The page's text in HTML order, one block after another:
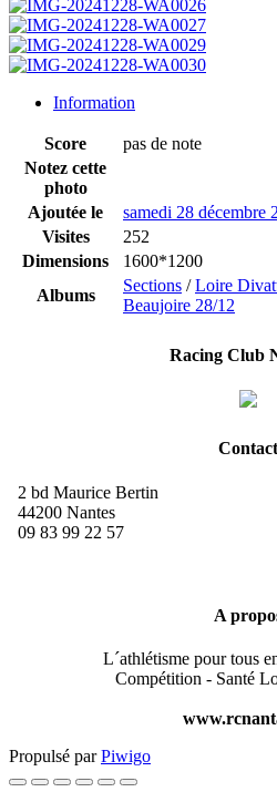
Information
Score
pas de note
Notez cette
photo
Ajoutée le
samedi 28 décembre
Visites
252
Dimensions
1600*1200
Albums
Sections /Loire
Beaujoire 28/12
Racing Club
Contact
2 bd Maurice Bertin
44200 Nantes
09 83 99 22 57
A
L´athlétisme pour tous
Compétition - Santé
Propulsé parPiwigo